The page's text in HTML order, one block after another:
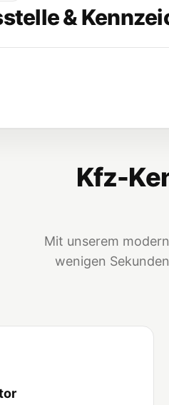
&
Kfz-
Mit unserem
wenigen